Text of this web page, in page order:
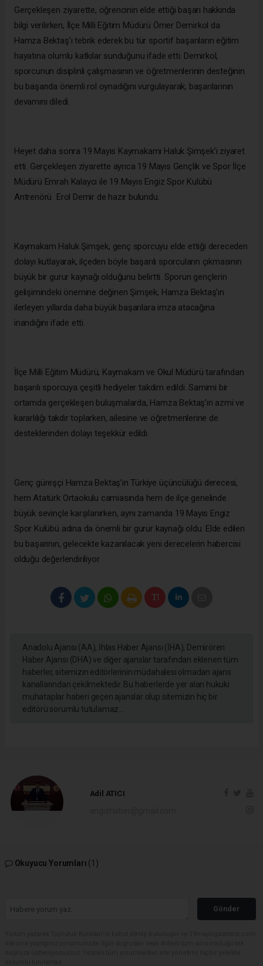
Gerçekleşen ziyarette, öğrencinin elde ettiği başarı hakkında
bilgi verilirken, İlçe Milli Eğitim Müdürü Ömer Demirkol da
Hamza Bektaş’ı tebrik ederek bu tür sportif başarıların eğitim
hayatına olumlu katkılar sunduğunu ifade etti. Demirkol,
sporcunun disiplinli çalışmasının ve öğretmenlerinin desteğinin
bu başarıda önemli rol oynadığını vurgulayarak, başarılarının
devamını diledi.
Heyet daha sonra 19 Mayıs Kaymakamı Haluk Şimşek’i ziyaret
etti. Gerçekleşen ziyarette ayrıca 19 Mayıs Gençlik ve Spor İlçe
Müdürü Emrah Kalaycı ile 19 Mayıs Engiz Spor Kulübü
Antrenörü Erol Demir de hazır bulundu.
Kaymakam Haluk Şimşek, genç sporcuyu elde ettiği dereceden
dolayı kutlayarak, ilçeden böyle başarılı sporcuların çıkmasının
büyük bir gurur kaynağı olduğunu belirtti. Sporun gençlerin
gelişimindeki önemine değinen Şimşek, Hamza Bektaş’ın
ilerleyen yıllarda daha büyük başarılara imza atacağına
inandığını ifade etti.
İlçe Milli Eğitim Müdürü, Kaymakam ve Okul Müdürü tarafından
başarılı sporcuya çeşitli hediyeler takdim edildi. Samimi bir
ortamda gerçekleşen buluşmalarda, Hamza Bektaş’ın azmi ve
kararlılığı takdir toplarken, ailesine ve öğretmenlerine de
desteklerinden dolayı teşekkür edildi.
Genç güreşçi Hamza Bektaş’ın Türkiye üçüncülüğü derecesi,
hem Atatürk Ortaokulu camiasında hem de ilçe genelinde
büyük sevinçle karşılanırken, aynı zamanda 19 Mayıs Engiz
Spor Kulübü adına da önemli bir gurur kaynağı oldu. Elde edilen
bu başarının, gelecekte kazanılacak yeni derecelerin habercisi
olduğu değerlendiriliyor.
Anadolu Ajansı (AA), İhlas Haber Ajansı (İHA), Demirören
Haber Ajansı (DHA) ve diğer ajanslar tarafından eklenen tüm
haberler, sitemizin editörlerinin müdahalesi olmadan ajans
kanallarından çekilmektedir. Bu haberlerde yer alan hukuki
muhataplar haberi geçen ajanslar olup sitemizin hiç bir
editörü sorumlu tutulamaz...
Adil ATICI
Okuyucu Yorumları (1)
Gönder